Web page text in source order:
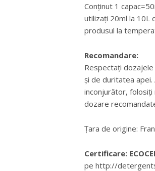
Conținut 1
utilizați 20ml la 10L
produsul la
Recomandare:
Respectați
și de duritatea apei.
inconjurător, folosiți
dozare
Țara de origine:
Certificare:
pe http://